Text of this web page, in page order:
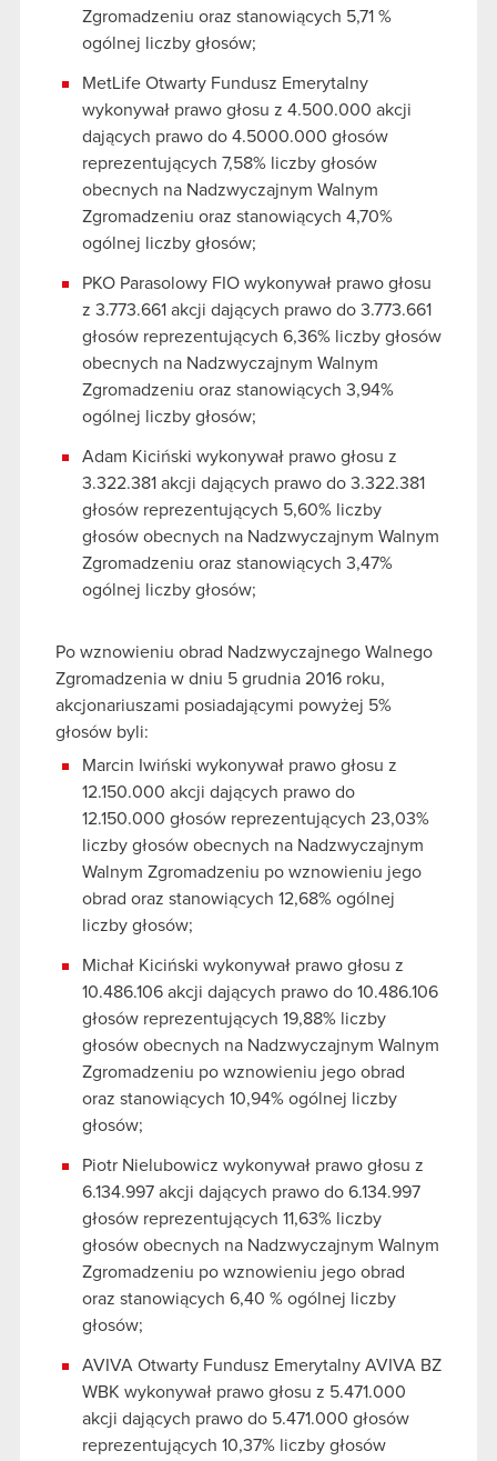
Zgromadzeniu oraz stanowiących 5,71 %
ogólnej liczby głosów;
MetLife Otwarty Fundusz Emerytalny
wykonywał prawo głosu z 4.500.000 akcji
dających prawo do 4.5000.000 głosów
reprezentujących 7,58% liczby głosów
obecnych na Nadzwyczajnym Walnym
Zgromadzeniu oraz stanowiących 4,70%
ogólnej liczby głosów;
PKO Parasolowy FIO wykonywał prawo głosu
z 3.773.661 akcji dających prawo do 3.773.661
głosów reprezentujących 6,36% liczby głosów
obecnych na Nadzwyczajnym Walnym
Zgromadzeniu oraz stanowiących 3,94%
ogólnej liczby głosów;
Adam Kiciński wykonywał prawo głosu z
3.322.381 akcji dających prawo do 3.322.381
głosów reprezentujących 5,60% liczby
głosów obecnych na Nadzwyczajnym Walnym
Zgromadzeniu oraz stanowiących 3,47%
ogólnej liczby głosów;
Po wznowieniu obrad Nadzwyczajnego Walnego
Zgromadzenia w dniu 5 grudnia 2016 roku,
akcjonariuszami posiadającymi powyżej 5%
głosów byli:
Marcin Iwiński wykonywał prawo głosu z
12.150.000 akcji dających prawo do
12.150.000 głosów reprezentujących 23,03%
liczby głosów obecnych na Nadzwyczajnym
Walnym Zgromadzeniu po wznowieniu jego
obrad oraz stanowiących 12,68% ogólnej
liczby głosów;
Michał Kiciński wykonywał prawo głosu z
10.486.106 akcji dających prawo do 10.486.106
głosów reprezentujących 19,88% liczby
głosów obecnych na Nadzwyczajnym Walnym
Zgromadzeniu po wznowieniu jego obrad
oraz stanowiących 10,94% ogólnej liczby
głosów;
Piotr Nielubowicz wykonywał prawo głosu z
6.134.997 akcji dających prawo do 6.134.997
głosów reprezentujących 11,63% liczby
głosów obecnych na Nadzwyczajnym Walnym
Zgromadzeniu po wznowieniu jego obrad
oraz stanowiących 6,40 % ogólnej liczby
głosów;
AVIVA Otwarty Fundusz Emerytalny AVIVA BZ
WBK wykonywał prawo głosu z 5.471.000
akcji dających prawo do 5.471.000 głosów
reprezentujących 10,37% liczby głosów